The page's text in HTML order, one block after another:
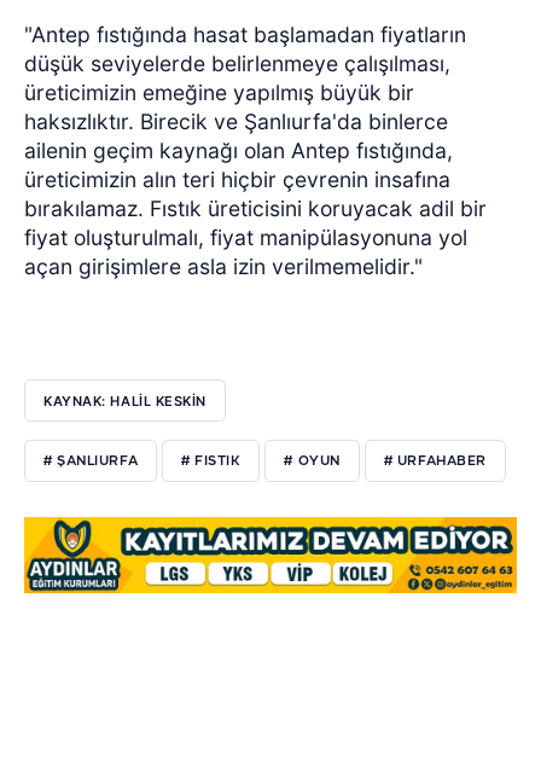
"Antep fıstığında hasat başlamadan fiyatların
düşük seviyelerde belirlenmeye çalışılması,
üreticimizin emeğine yapılmış büyük bir
haksızlıktır. Birecik ve Şanlıurfa'da binlerce
ailenin geçim kaynağı olan Antep fıstığında,
üreticimizin alın teri hiçbir çevrenin insafına
bırakılamaz. Fıstık üreticisini koruyacak adil bir
fiyat oluşturulmalı, fiyat manipülasyonuna yol
açan girişimlere asla izin verilmemelidir."
KAYNAK: HALİL KESKİN
# ŞANLIURFA # FISTIK # OYUN # URFAHABER